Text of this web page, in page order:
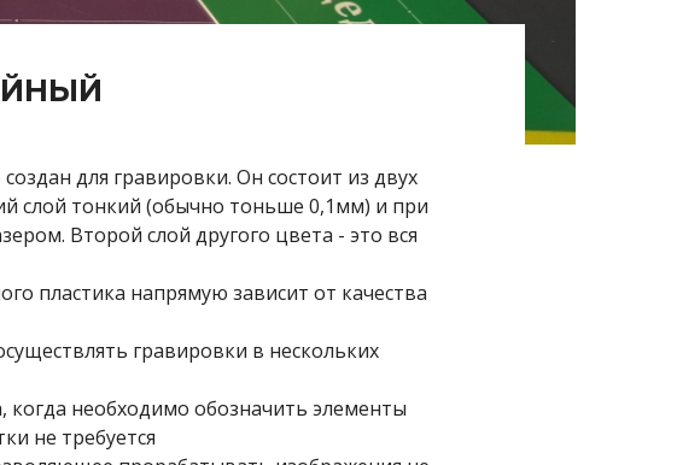
для гравировки. Он состоит из двух
слой тонкий (обычно тоньше 0,1мм) и при
Второй слой другого цвета - это вся
пластика напрямую зависит от качества
гравировки в нескольких
когда необходимо обозначить элементы
не требуется